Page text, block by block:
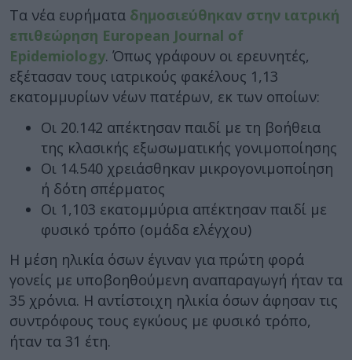
Τα νέα ευρήματα δημοσιεύθηκαν στην ιατρική
επιθεώρηση European Journal of
Epidemiology. Όπως γράφουν οι ερευνητές,
εξέτασαν τους ιατρικούς φακέλους 1,13
εκατομμυρίων νέων πατέρων, εκ των οποίων:
Οι 20.142 απέκτησαν παιδί με τη βοήθεια
της κλασικής εξωσωματικής γονιμοποίησης
Οι 14.540 χρειάσθηκαν μικρογονιμοποίηση
ή δότη σπέρματος
Οι 1,103 εκατομμύρια απέκτησαν παιδί με
φυσικό τρόπο (ομάδα ελέγχου)
Η μέση ηλικία όσων έγιναν για πρώτη φορά
γονείς με υποβοηθούμενη αναπαραγωγή ήταν τα
35 χρόνια. Η αντίστοιχη ηλικία όσων άφησαν τις
συντρόφους τους εγκύους με φυσικό τρόπο,
ήταν τα 31 έτη.